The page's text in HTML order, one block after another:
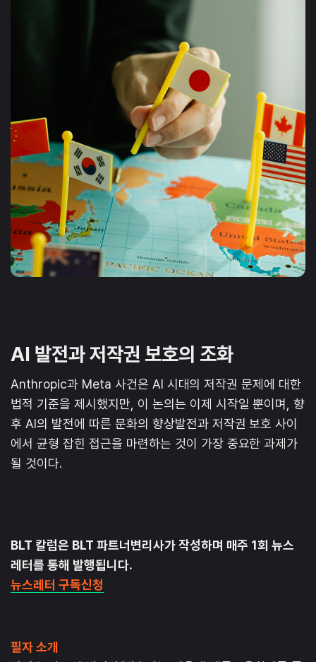
AI 발전과 저작권 보호의 조화
Anthropic과 Meta 사건은 AI 시대의 저작권 문제에 대한
법적 기준을 제시했지만, 이 논의는 이제 시작일 뿐이며, 향
후 AI의 발전에 따른 문화의 향상발전과 저작권 보호 사이
에서 균형 잡힌 접근을 마련하는 것이 가장 중요한 과제가
될 것이다.
BLT 칼럼은 BLT 파트너변리사가 작성하며 매주 1회 뉴스
레터를 통해 발행됩니다.
뉴스레터 구독신청
필자 소개